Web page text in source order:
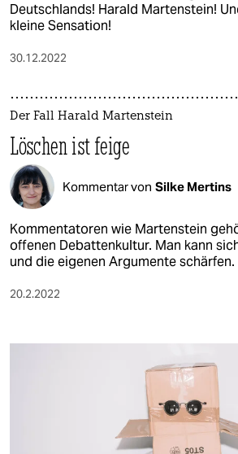
Deutschlands! Harald Martenstein!
kleine Sensation!
30.12.2022
Der Fall Harald Martenstein
Löschen ist feige
Kommentar von Silke Mertins
Kommentatoren wie Martenstein
offenen Debattenkultur. Man kann
und die eigenen Argumente schärfen.
20.2.2022